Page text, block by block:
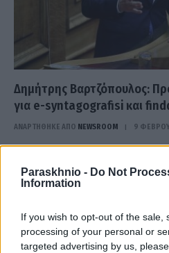
Paraskhnio - Do Not
Information
If you wish to opt-out of the sale,
processing of your personal or
targeted advertising by us,
Δημήτρης Βαρτζόπουλος:
για e-syntagografisi και
ΑΝΑΡΤΗΘΗΚΕ ΑΠΟ NEWSROOM 9